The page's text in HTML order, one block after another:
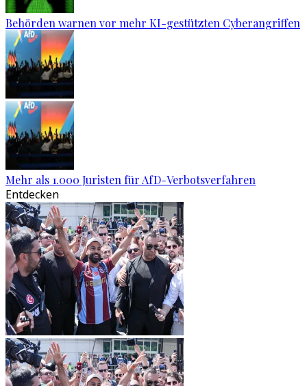
Behörden warnen vor mehr KI-gestützten Cyberangriffen
Mehr als 1.000 Juristen für AfD-Verbotsverfahren
Entdecken